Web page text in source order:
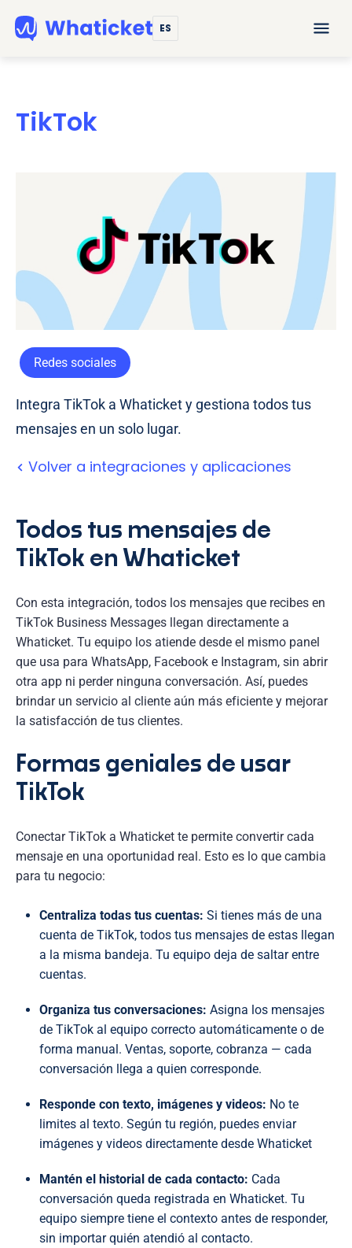
ES
TikTok
Redes sociales
Integra TikTok a Whaticket y gestiona todos tus
mensajes en un solo lugar.
Volver a integraciones y aplicaciones
Todos tus mensajes de
TikTok en Whaticket
Con esta integración, todos los mensajes que recibes en
TikTok Business Messages llegan directamente a
Whaticket. Tu equipo los atiende desde el mismo panel
que usa para WhatsApp, Facebook e Instagram, sin abrir
otra app ni perder ninguna conversación. Así, puedes
brindar un servicio al cliente aún más eficiente y mejorar
la satisfacción de tus clientes.
Formas geniales de usar
TikTok
Conectar TikTok a Whaticket te permite convertir cada
mensaje en una oportunidad real. Esto es lo que cambia
para tu negocio:
Centraliza todas tus cuentas: Si tienes más de una
cuenta de TikTok, todos tus mensajes de estas llegan
a la misma bandeja. Tu equipo deja de saltar entre
cuentas.
Organiza tus conversaciones: Asigna los mensajes
de TikTok al equipo correcto automáticamente o de
forma manual. Ventas, soporte, cobranza — cada
conversación llega a quien corresponde.
Responde con texto, imágenes y videos: No te
limites al texto. Según tu región, puedes enviar
imágenes y videos directamente desde Whaticket
Mantén el historial de cada contacto: Cada
conversación queda registrada en Whaticket. Tu
equipo siempre tiene el contexto antes de responder,
sin importar quién atendió al contacto.